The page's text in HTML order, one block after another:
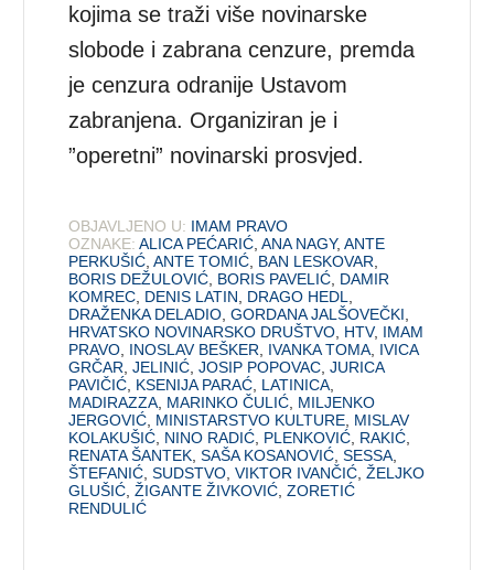
kojima se traži više novinarske
slobode i zabrana cenzure, premda
je cenzura odranije Ustavom
zabranjena. Organiziran je i
”operetni” novinarski prosvjed.
OBJAVLJENO U: IMAM PRAVO
OZNAKE: ALICA PEĆARIĆ ,ANA NAGY,ANTE
PERKUŠIĆ ,ANTE TOMIĆ BAN LESKOVAR
BORIS DEŽULOVIĆ BORIS PAVELIĆ DAMIR
KOMREC DENIS LATIN DRAGO HEDL
DRAŽENKA DELADIO ,GORDANA JALŠOVEČKI
HRVATSKO NOVINARSKO DRUŠTVO HTV, IMAM
PRAVO INOSLAV BEŠKER IVANKA TOMA IVICA
GRČAR ,JELINIĆ ,JOSIP POPOVAC ,JURICA
PAVIČIĆ KSENIJA PARAĆ LATINICA
MADIRAZZA MARINKO ČULIĆ MILJENKO
JERGOVIĆ MINISTARSTVO KULTURE MISLAV
KOLAKUŠIĆ NINO RADIĆ PLENKOVIĆ RAKIĆ
RENATA ŠANTEK ,SAŠA KOSANOVIĆ ,SESSA
ŠTEFANIĆ ,SUDSTVO ,VIKTOR IVANČIĆ ,ŽELJKO
GLUŠIĆ ,ŽIGANTE ŽIVKOVIĆ ,ZORETIĆ
RENDULIĆ